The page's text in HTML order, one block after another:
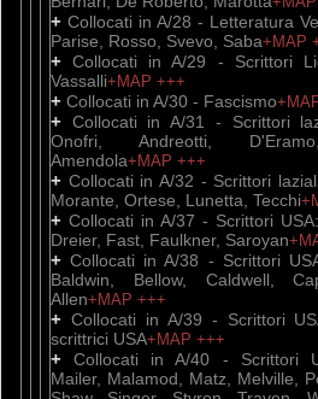
+ Collocati in A/28 - Letteratura
Parise, Rosso, Svevo, Saba+MAP
+Collocati in A/29 - Scrittori
Vassalli+MAP +++
+ Collocati in A/30 - Fascismo
+ Collocati in A/31 - Scrittori
Onofri, Andreotti,
Amendola+MAP +++
+ Collocati in A/32 - Scrittori
Morante, Ortese, Lunetta, Tecchi
+ Collocati in A/37 - Scrittori
Dreier, Fast, Faulkner, Saroyan
+Collocati in A/38 - Scrittori
Baldwin, Bellow, Caldwell,
Allen+MAP +++
+ Collocati in A/39 - Scrittori
scrittrici USA+MAP +++
+Collocati in A/40 - Scrittori
Mailer, Malamod, Matz, Melville,